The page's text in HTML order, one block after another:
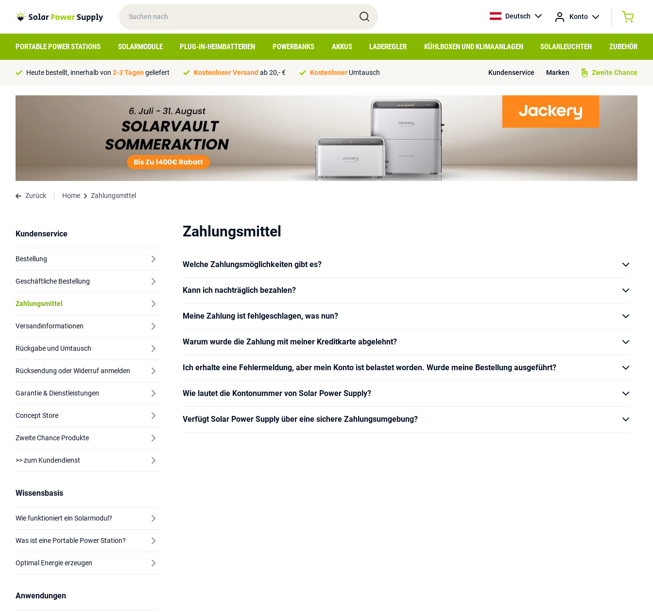
Deutsch Konto
PORTABLE POWER STATIONS SOLARMODULE PLUG-IN-HEIMBATTERIEN POWERBANKS AKKUS LADEREGLER KÜHLBOXEN UND KLIMAANLAGEN SOLARLEUCHTEN ZUBEHÖR
Heute bestellt, innerhalb von 2-3 Tagengeliefert Kostenloser Versand ab 20,- € Kostenloser Umtausch Kundenservice Marken Zweite Chance
Zurück Home Zahlungsmittel
Kundenservice
Bestellung
Geschäftliche Bestellung
Zahlungsmittel
Versandinformationen
Rückgabe und Umtausch
Rücksendung oder Widerruf anmelden
Garantie & Dienstleistungen
Concept Store
Zweite Chance Produkte
>> zum Kundendienst
Wissensbasis
Wie funktioniert ein Solarmodul?
Was ist eine Portable Power Station?
Optimal Energie erzeugen
Anwendungen
Zahlungsmittel
Welche Zahlungsmöglichkeiten gibt es?
Kann ich nachträglich bezahlen?
Meine Zahlung ist fehlgeschlagen, was nun?
Warum wurde die Zahlung mit meiner Kreditkarte abgelehnt?
Ich erhalte eine Fehlermeldung, aber mein Konto ist belastet worden. Wurde meine Bestellung ausgeführt?
Wie lautet die Kontonummer von Solar Power Supply?
Verfügt Solar Power Supply über eine sichere Zahlungsumgebung?